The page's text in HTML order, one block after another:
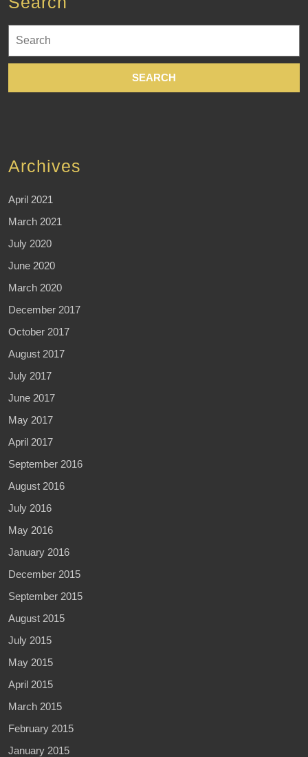
for:
Archives
April 2021
March 2021
July 2020
June 2020
March 2020
December 2017
October 2017
August 2017
July 2017
June 2017
May 2017
April 2017
September 2016
August 2016
July 2016
May 2016
January 2016
December 2015
September 2015
August 2015
July 2015
May 2015
April 2015
March 2015
February 2015
January 2015